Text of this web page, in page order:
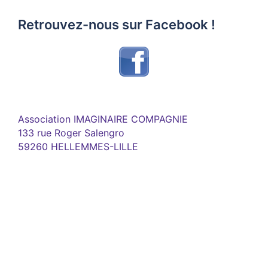
Retrouvez-nous sur Facebook !
Association IMAGINAIRE COMPAGNIE
133 rue Roger Salengro
59260 HELLEMMES-LILLE